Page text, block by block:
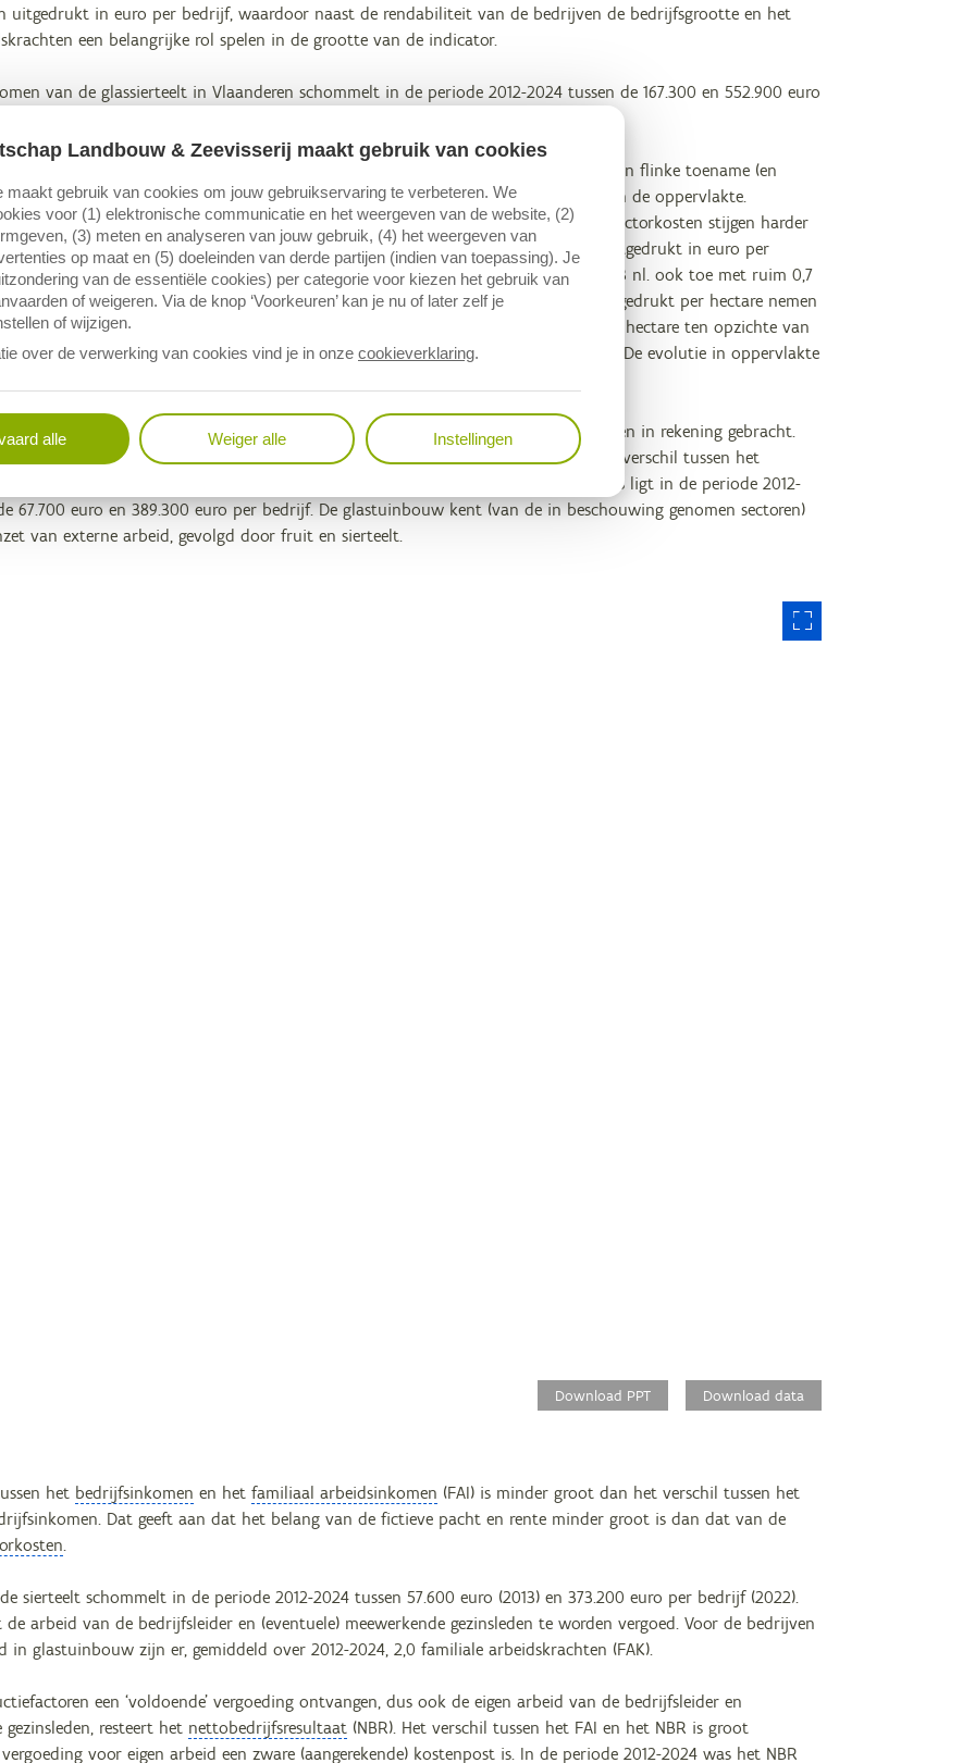
uitgedrukt in euro per bedrijf, waardoor naast de rendabiliteit van de bedrijven de bedrijfsgrootte en het
een belangrijke rol spelen in de grootte van de indicator.
van de glassierteelt in Vlaanderen schommelt in de periode 2012-2024 tussen de 167.300 en 552.900 euro
op de meest recente boekjaren, dan zien we dat het factorinkomen in 2023 na een flinke toename (en
2022 opnieuw iets afneemt. De totale opbrengsten dalen ondanks een toename van de oppervlakte.
denonfactorkostenverder door. In 2024 stijgen de opbrengsten, maar de nonfactorkosten stijgen harder
daalt het factorinkomen (lichtjes). Hierbij geldt dat dit bedragen betreft die zijn uitgedrukt in euro per
ook een schaaleffect: de totale gemiddelde oppervlakte nam van 2022 naar 2023 nl. ook toe met ruim 0,7
Desondanks namen de opbrengsten af, terwijl de nonfactorkosten stegen. Uitgedrukt per hectare nemen
duidelijk af, maar de nonfactorkosten ook. In 2024 daalt de oppervlakte met 0,5 hectare ten opzichte van
stijgen de opbrengsten en de nonfactorkosten, uitgedrukt in euro per hectare, fors. De evolutie in oppervlakte
naar het bedrijfsinkomen te gaan worden de externe productiefactoren in rekening gebracht.
de inzet van externe arbeid in de sierteelt (gemiddeld over 2012-2024 3,9 VAK) is het verschil tussen het
en het bedrijfsinkomen behoorlijk. Het bedrijfsinkomen van de sierteelt onder glas ligt in de periode 2012-
67.700 euro en 389.300 euro per bedrijf. De glastuinbouw kent (van de in beschouwing genomen sectoren)
van externe arbeid, gevolgd door fruit en sierteelt.
Download PPT Download data
het bedrijfsinkomen en hetfamiliaal arbeidsinkomen (FAI) is minder groot dan het verschil tussen het
Dat geeft aan dat het belang van de fictieve pacht en rente minder groot is dan dat van de
sierteelt schommelt in de periode 2012-2024 tussen 57.600 euro (2013) en 373.200 euro per bedrijf (2022).
arbeid van de bedrijfsleider en (eventuele) meewerkende gezinsleden te worden vergoed. Voor de bedrijven
in glastuinbouw zijn er, gemiddeld over 2012-2024, 2,0 familiale arbeidskrachten (FAK).
een ‘voldoende’ vergoeding ontvangen, dus ook de eigen arbeid van de bedrijfsleider en
gezinsleden, resteert het nettobedrijfsresultaat (NBR). Het verschil tussen het FAI en het NBR is groot
voor eigen arbeid een zware (aangerekende) kostenpost is. In de periode 2012-2024 was het NBR
Landbouw & Zeevisserij maakt gebruik van cookies
maakt gebruik van cookies om jouw gebruikservaring te verbeteren. We
voor (1) elektronische communicatie en het weergeven van de website, (2)
(3) meten en analyseren van jouw gebruik, (4) het weergeven van
op maat en (5) doeleinden van derde partijen (indien van toepassing). Je
van de essentiële cookies) per categorie voor kiezen het gebruik van
of weigeren. Via de knop ‘Voorkeuren’ kan je nu of later zelf je
of wijzigen.
over de verwerking van cookies vind je in onze cookieverklaring.
alle Weiger alle Instellingen